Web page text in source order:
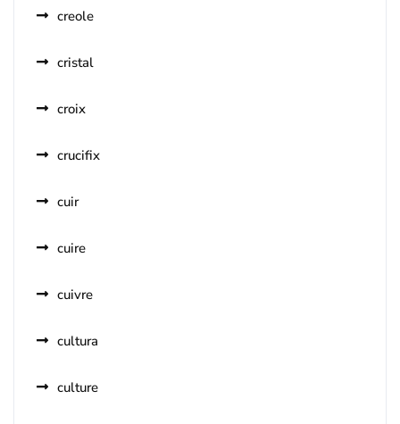
creole
cristal
croix
crucifix
cuir
cuire
cuivre
cultura
culture